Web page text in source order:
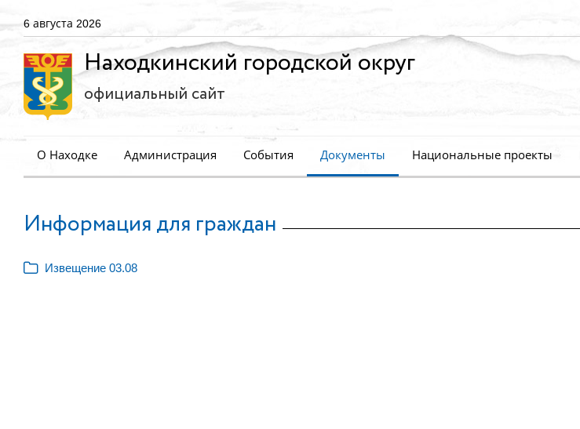
6 августа 2026
Находкинский городской округ
официальный сайт
О Находке Администрация События Документы Национальные проекты
Информация для граждан
Извещение 03.08